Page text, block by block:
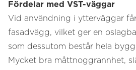
Fördelar med VST-väggar
Vid användning i ytterväggar
fasadvägg, vilket ger en
som dessutom består hela
Mycket bra måttnoggrannhet,